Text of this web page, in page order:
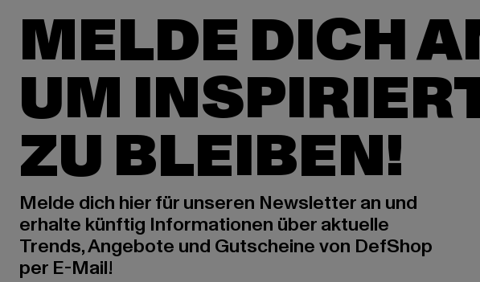
MELDE DICH
UM
ZU BLEIBEN!
Melde dich hier für unseren Newsletter an und
erhalte künftig Informationen über aktuelle
Trends, Angebote und Gutscheine von DefShop
per E-Mail!